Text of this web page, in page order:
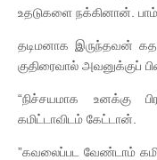
உதடுகளை நக்கினான்.
தடிமனாக இருந்தவன்
குதிரைவால் அவனுக்குப்
“நிச்சயமாக உனக்கு
கமிட்டாவிடம் கேட்டான்.
”கவலைப்பட வேண்டாம்